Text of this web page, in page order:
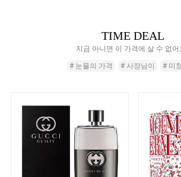
TIME DEAL
지금 아니면 이 가격에 살 수 없어
# 눈물의 가격 # 사장님이 # 미